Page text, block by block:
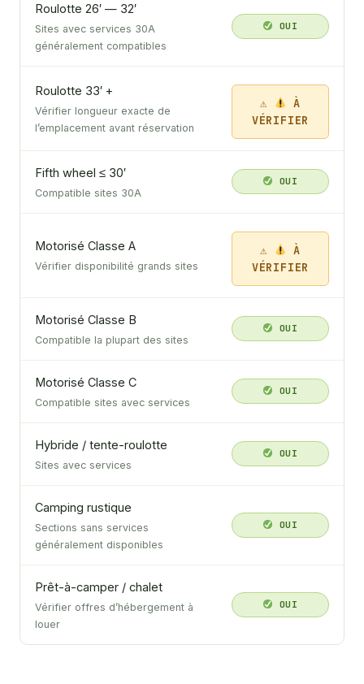
Roulotte 26′ — 32′
Sites avec services 30A
généralement compatibles
OUI
Roulotte 33′ +
Vérifier longueur exacte de
l’emplacement avant réservation
À
VÉRIFIER
Fifth wheel ≤ 30′
Compatible sites 30A
OUI
Motorisé Classe A
Vérifier disponibilité grands sites
À
VÉRIFIER
Motorisé Classe B
Compatible la plupart des sites
OUI
Motorisé Classe C
Compatible sites avec services
OUI
Hybride / tente-roulotte
Sites avec services
OUI
Camping rustique
Sections sans services
généralement disponibles
OUI
Prêt-à-camper / chalet
Vérifier offres d’hébergement à
louer
OUI